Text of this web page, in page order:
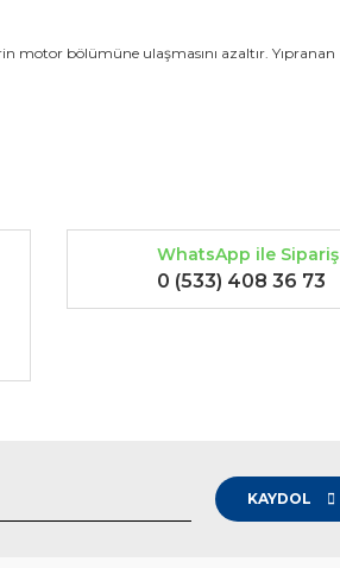
motor bölümüne ulaşmasını azaltır. Yıpranan
tarafımıza iletebilirsiniz.
WhatsApp ile Sipariş
0 (533) 408 36 73
KAYDOL